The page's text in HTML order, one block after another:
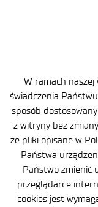
W ramach
świadczenia
sposób
z witryny bez
że pliki opisane w
Państwa
Państwo zmienić
przeglądarce
cookies jest